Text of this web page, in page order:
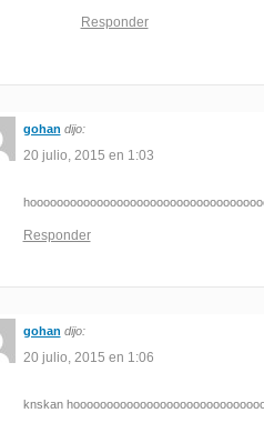
Responder
gohan dijo:
20 julio, 2015 en 1:03
Responder
gohan dijo:
20 julio, 2015 en 1:06
knskan